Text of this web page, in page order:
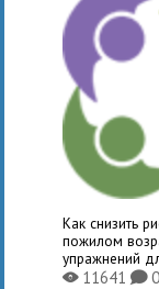
Как снизить
пожилом
упражнений
X11641K0